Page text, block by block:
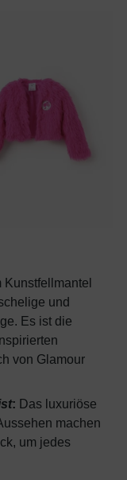
Kunstfellmantel
und
Es ist die
von Glamour
: Das luxuriöse
machen
um jedes